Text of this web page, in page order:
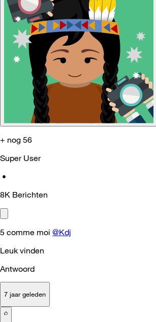
+ nog 56
Super User
•
8K Berichten
5 comme moi @Kdj
Leuk vinden
Antwoord
7 jaar geleden